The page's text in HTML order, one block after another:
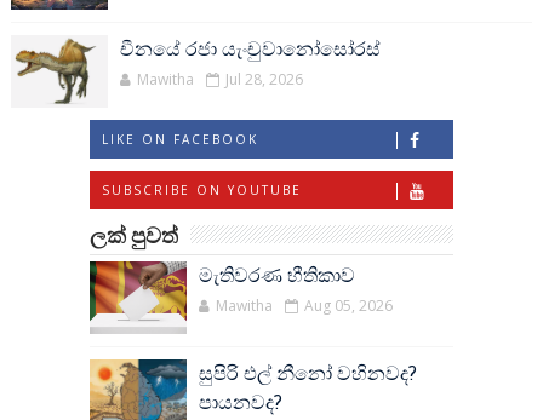
චීනයේ රජා යැංචුවානෝසෝරස්
Mawitha Jul 28, 2026
LIKE ON FACEBOOK
SUBSCRIBE ON YOUTUBE
ලක් පුවත්
මැතිවරණ භීතිකාව
Mawitha Aug 05, 2026
සුපිරි එල් නීනෝ වහිනවද?
පායනවද?